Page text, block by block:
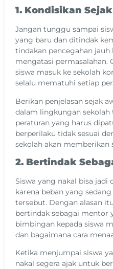
1. Kondisikan
Jangan tunggu sampai
yang baru dan ditindak
tindakan pencegahan
mengatasi permasalahan.
siswa masuk ke sekolah
selalu mematuhi setiap
Berikan penjelasan sejak
dalam lingkungan
peraturan yang harus
berperilaku tidak sesuai
sekolah akan memberikan
2. Bertindak
Siswa yang nakal bisa jadi
karena beban yang
tersebut. Dengan alasan
bertindak sebagai mentor
bimbingan kepada siswa
dan bagaimana cara
Ketika menjumpai siswa
nakal segera ajak untuk